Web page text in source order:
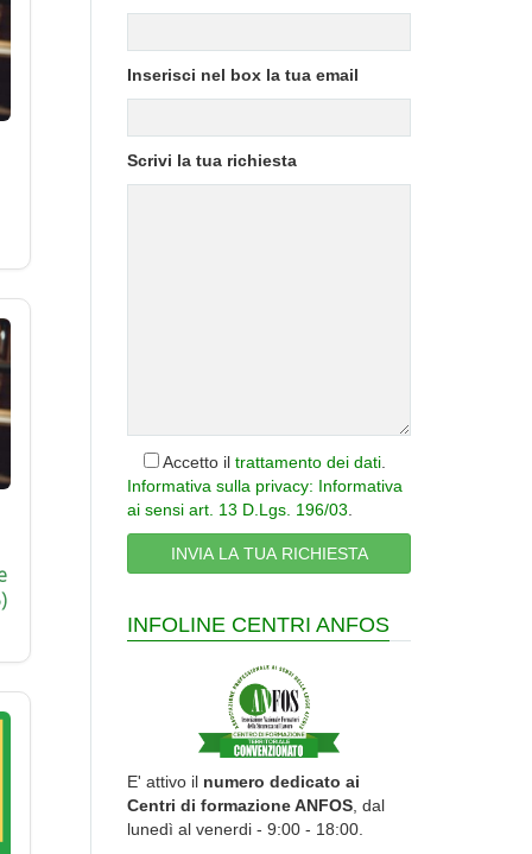
Inserisci nel box la tua email
Scrivi la tua richiesta
Accetto il trattamento dei dati
Informativa sulla privacy: Informativa
ai sensi art. 13 D.Lgs. 196/03
INFOLINE CENTRI ANFOS
E' attivo il numero dedicato ai
Centri di formazione ANFOS , dal
lunedì al venerdi - 9:00 - 18:00.